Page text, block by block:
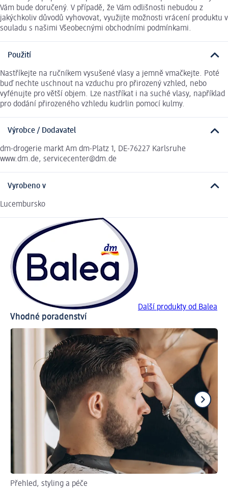
Vám bude doručený. V případě, že Vám odlišnosti nebudou z
jakýchkoliv důvodů vyhovovat, využijte možnosti vrácení produktu v
souladu s našimi Všeobecnými obchodními podmínkami.
Použití
Nastříkejte na ručníkem vysušené vlasy a jemně vmačkejte. Poté
buď nechte uschnout na vzduchu pro přirozený vzhled, nebo
vyfénujte pro větší objem. Lze nastříkat i na suché vlasy, například
pro dodání přirozeného vzhledu kudrlin pomocí kulmy.
Výrobce / Dodavatel
dm-drogerie markt Am dm-Platz 1, DE-76227 Karlsruhe
www.dm.de, servicecenter@dm.de
Vyrobeno v
Lucembursko
Další produkty od Balea
Vhodné poradenství
Přehled, styling a péče